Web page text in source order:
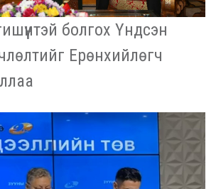
болгох Үндсэн
Ерөнхийлөгч